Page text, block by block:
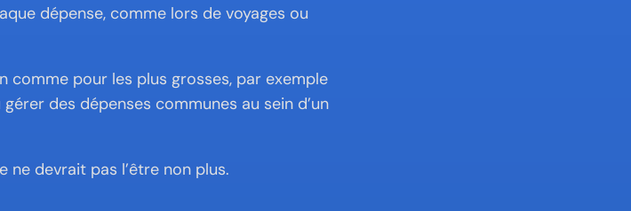
dépense, comme lors de voyages ou
pour les plus grosses, par exemple
des dépenses communes au sein d’un
ne devrait pas l’être non plus.